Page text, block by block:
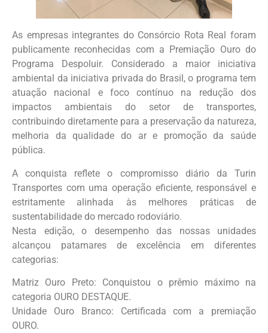
As empresas integrantes do Consórcio Rota Real foram
publicamente reconhecidas com a Premiação Ouro do
Programa Despoluir. Considerado a maior iniciativa
ambiental da iniciativa privada do Brasil, o programa tem
atuação nacional e foco contínuo na redução dos
impactos ambientais do setor de transportes,
contribuindo diretamente para a preservação da natureza,
melhoria da qualidade do ar e promoção da saúde
pública.
A conquista reflete o compromisso diário da Turin
Transportes com uma operação eficiente, responsável e
estritamente alinhada às melhores práticas de
sustentabilidade do mercado rodoviário.
Nesta edição, o desempenho das nossas unidades
alcançou patamares de excelência em diferentes
categorias:
Matriz Ouro Preto: Conquistou o prêmio máximo na
categoria OURO DESTAQUE.
Unidade Ouro Branco: Certificada com a premiação
OURO.